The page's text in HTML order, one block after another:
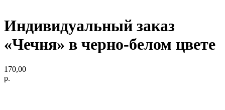
Индивидуальный заказ
«Чечня» в черно-белом цвете
170,00
р.